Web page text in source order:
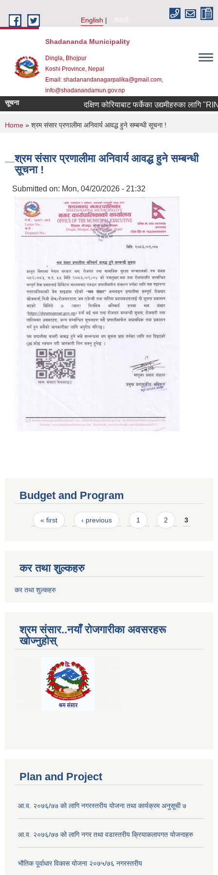
English
नेपाली
Shadananda Municipality
Dingla, Bhojpur
Koshi Province, Nepal
Email: shadanandanagarpalika@gmail.com,
info@shadanandamun.gov.np
सूचना दक्षिण कोरियाबाट फर्केका उद्यमीहरुका लागि
You are here
Home » श्रम संसार प्रणालीमा अनिवार्य आवद्ध हुने सम्बन्धी सूचना !
श्रम संसार प्रणालीमा अनिवार्य आवद्ध हुने सम्बन्धी
सूचना !
Submitted on: Mon, 04/20/2026 - 21:32
Budget and Program
Pages
« first ‹ previous 1 2 3
कर तथा शुल्कहरु
कर तथा शुल्कहरु
श्रम संसार..नयाँ रोजगारीका अवसरहरू
खोज्नुहोस्
Plan and Project
आ.व. २०७६/७७ को लागि नगरस्तरीय योजना तथा कार्यक्रम अनुसूची ७
आ.व. २०७६/७७ को लागि नगर तथा वडास्तरीय क्रियाकलापगत योजनाहरु
भौतिक पूर्वाधार विकास योजना २०७५/७६ नगरस्तरीय